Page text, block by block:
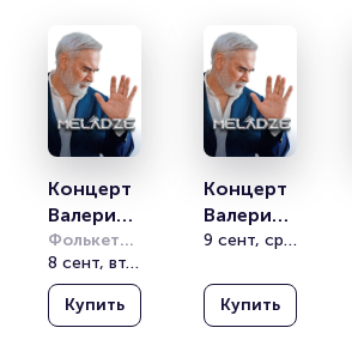
Концерт
Валерия
Меладзе
Фолькетеатрет
(Folketeateret)
8 сент, вт, 20:00
Купить
Концерт
Валерия
Меладзе9 сент, ср, 20:00
Купить